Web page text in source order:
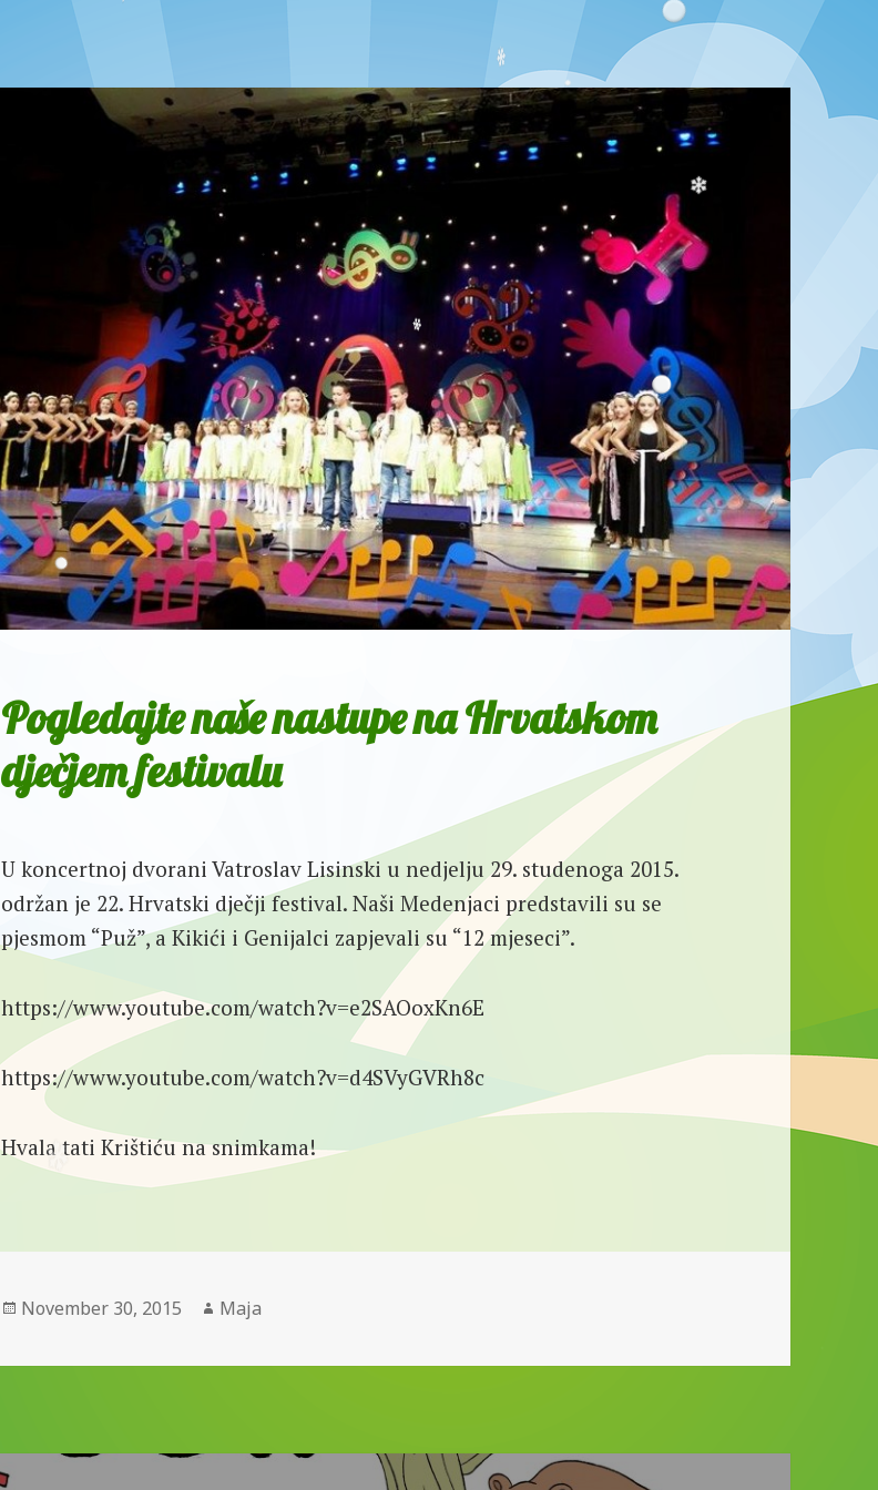
Pogledajte naše nastupe na Hrvatskom
dječjem festivalu
U koncertnoj dvorani Vatroslav Lisinski u nedjelju 29. studenoga 2015.
održan je 22. Hrvatski dječji festival. Naši Medenjaci predstavili su se
pjesmom “Puž”, a Kikići i Genijalci zapjevali su “12 mjeseci”.
https://www.youtube.com/watch?v=e2SAOoxKn6E
https://www.youtube.com/watch?v=d4SVyGVRh8c
Hvala tati Krištiću na snimkama!
Posted
November 30, 2015 Author
Maja